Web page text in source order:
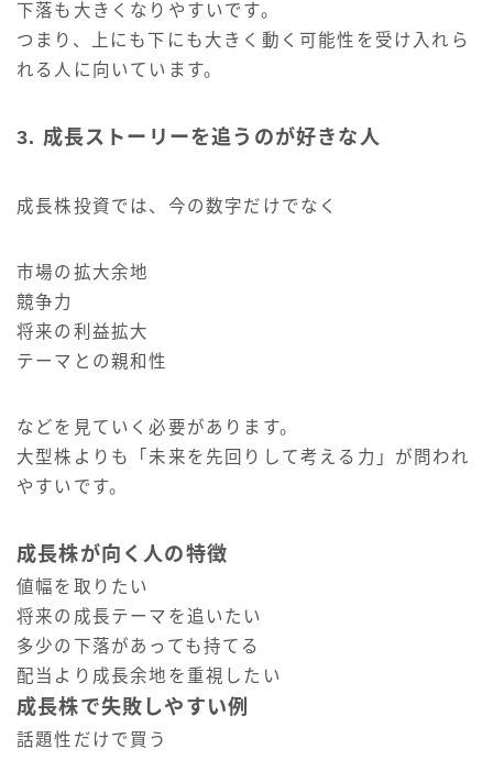
下落も大きくなりやすいです。
つまり、上にも下にも大きく動く可能性を受け入れら
れる人に向いています。
3. 成長ストーリーを追うのが好きな人
成長株投資では、今の数字だけでなく
市場の拡大余地
競争力
将来の利益拡大
テーマとの親和性
などを見ていく必要があります。
大型株よりも「未来を先回りして考える力」が問われ
やすいです。
成長株が向く人の特徴
値幅を取りたい
将来の成長テーマを追いたい
多少の下落があっても持てる
配当より成長余地を重視したい
成長株で失敗しやすい例
話題性だけで買う